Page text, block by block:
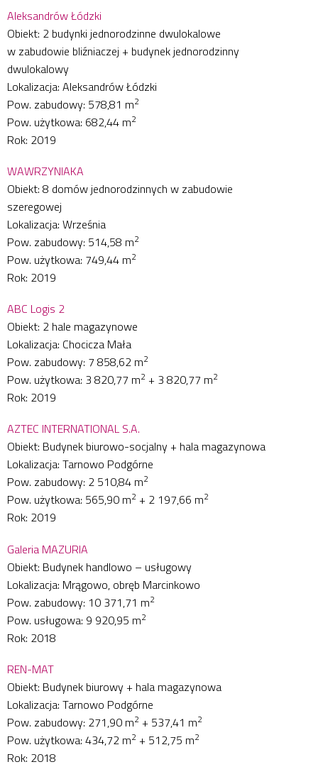
Aleksandrów Łódzki
Obiekt: 2 budynki jednorodzinne dwulokalowe
w zabudowie bliźniaczej + budynek jednorodzinny
dwulokalowy
Lokalizacja: Aleksandrów Łódzki
Pow. zabudowy: 578,81 m2
Pow. użytkowa: 682,44 m2
Rok: 2019
WAWRZYNIAKA
Obiekt: 8 domów jednorodzinnych w zabudowie
szeregowej
Lokalizacja: Września
Pow. zabudowy: 514,58 m2
Pow. użytkowa: 749,44 m2
Rok: 2019
ABC Logis 2
Obiekt: 2 hale magazynowe
Lokalizacja: Chocicza Mała
Pow. zabudowy: 7 858,62 m2
Pow. użytkowa: 3 820,77 m2 + 3 820,77 m2
Rok: 2019
AZTEC INTERNATIONAL S.A.
Obiekt: Budynek biurowo-socjalny + hala magazynowa
Lokalizacja: Tarnowo Podgórne
Pow. zabudowy: 2 510,84 m2
Pow. użytkowa: 565,90 m2 + 2 197,66 m2
Rok: 2019
Galeria MAZURIA
Obiekt: Budynek handlowo – usługowy
Lokalizacja: Mrągowo, obręb Marcinkowo
Pow. zabudowy: 10 371,71 m2
Pow. usługowa: 9 920,95 m2
Rok: 2018
REN-MAT
Obiekt: Budynek biurowy + hala magazynowa
Lokalizacja: Tarnowo Podgórne
Pow. zabudowy: 271,90 m2 + 537,41 m2
Pow. użytkowa: 434,72 m2 + 512,75 m2
Rok: 2018